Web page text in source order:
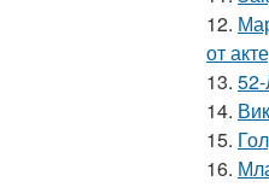
12.
от
13.
14.
15.
16.